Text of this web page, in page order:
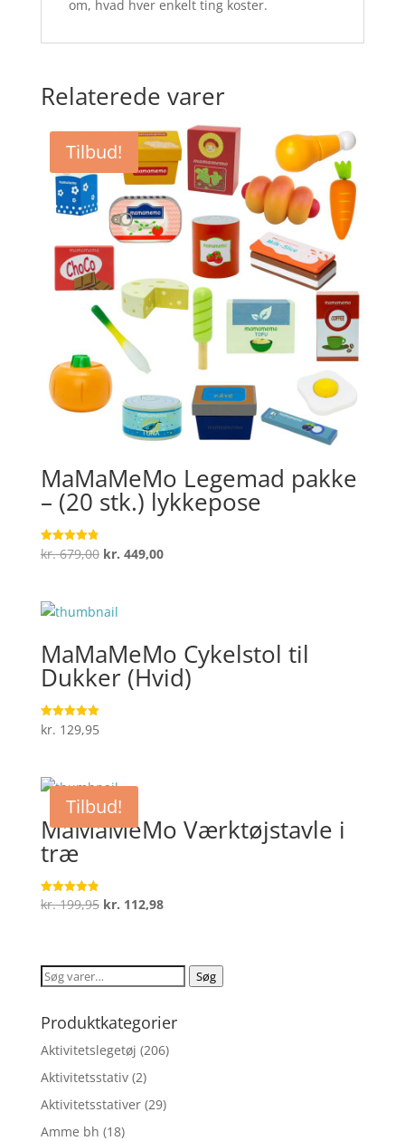
om, hvad hver enkelt ting koster.
Relaterede varer
Tilbud!
MaMaMeMo Legemad pakke
– (20 stk.) lykkepose
Vurderet
4.8
kr.679,00 Den
var:
kr. 449,00Den
MaMaMeMo Cykelstol til
Dukker (Hvid)
Vurderet
5
kr. 129,95
Tilbud!
MaMaMeMo Værktøjstavle i
træ
Vurderet
4.9
kr.199,95 Den
var:
kr. 199,95.
kr. 112,98Den
er:
kr. 112,98.
Søg
Søg
Produktkategorier
Aktivitetslegetøj (206)
Aktivitetsstativ (2)
Aktivitetsstativer (29)
Amme bh (18)